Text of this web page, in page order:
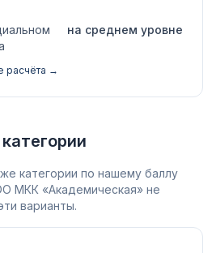
на среднем уровне
расчёта →
категории по нашему баллу
МКК «Академическая» не
варианты.